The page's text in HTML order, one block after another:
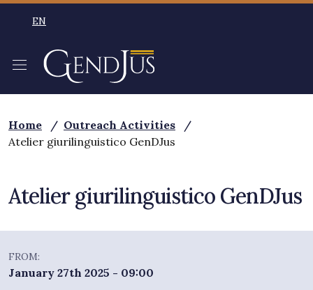
Skip to main content
SELEZIONE LINGUA: LINGUA SELEZIONATA ENGLISH
EN
Home / Outreach Activities
/
Atelier giurilinguistico GenDJus
Atelier giurilinguistico GenDJus
FROM:
January 27th 2025 - 09:00